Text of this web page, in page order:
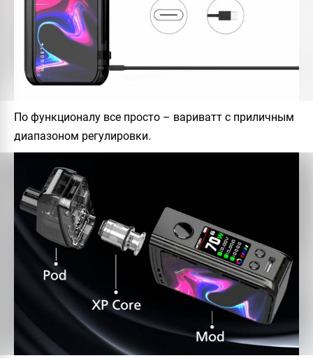
По функционалу все просто – вариватт с приличным
диапазоном регулировки.